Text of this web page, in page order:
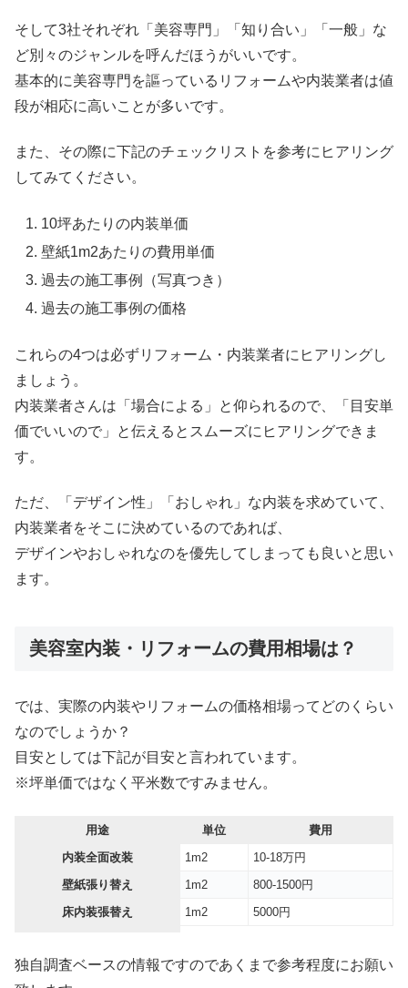
そして3社それぞれ「美容専門」「知り合い」「一般」な
ど別々のジャンルを呼んだほうがいいです。
基本的に美容専門を謳っているリフォームや内装業者は値
段が相応に高いことが多いです。
また、その際に下記のチェックリストを参考にヒアリング
してみてください。
10坪あたりの内装単価
壁紙1m2あたりの費用単価
過去の施工事例（写真つき）
過去の施工事例の価格
これらの4つは必ずリフォーム・内装業者にヒアリングし
ましょう。
内装業者さんは「場合による」と仰られるので、「目安単
価でいいので」と伝えるとスムーズにヒアリングできま
す。
ただ、「デザイン性」「おしゃれ」な内装を求めていて、
内装業者をそこに決めているのであれば、
デザインやおしゃれなのを優先してしまっても良いと思い
ます。
美容室内装・リフォームの費用相場は？
では、実際の内装やリフォームの価格相場ってどのくらい
なのでしょうか？
目安としては下記が目安と言われています。
※坪単価ではなく平米数ですみません。
用途 単位
費用
内装全面改装
1m2
10-18万円
壁紙張り替え
1m2
800-1500円
床内装張替え
1m2 5000円
独自調査ベースの情報ですのであくまで参考程度にお願い